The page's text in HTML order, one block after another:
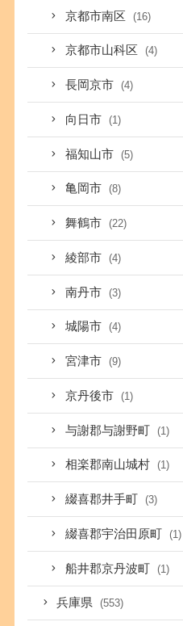
京都市南区 (16)
京都市山科区 (4)
長岡京市 (4)
向日市 (1)
福知山市 (5)
亀岡市 (8)
舞鶴市 (22)
綾部市 (4)
南丹市 (3)
城陽市 (4)
宮津市 (9)
京丹後市 (1)
与謝郡与謝野町 (1)
相楽郡南山城村 (1)
綴喜郡井手町 (3)
綴喜郡宇治田原町 (1)
船井郡京丹波町 (1)
兵庫県 (553)